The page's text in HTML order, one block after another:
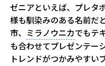
ゼニアといえば、プレタ
様も馴染みのある名前だ
市、 ミラノウニカでもテ
も合わせてプレゼンテー
トレンドがつかみやすい